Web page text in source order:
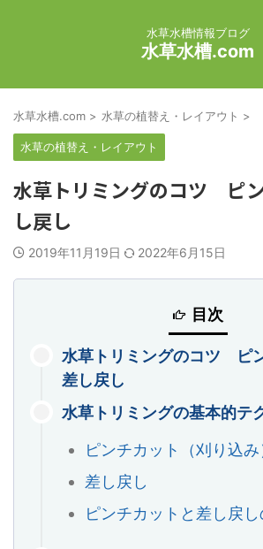
水草水槽情報ブログ
水草水槽.com
水草水槽.com > 水草の植替え・レイアウト >
水草の植替え・レイアウト
水草トリミングのコツ ピ
し戻し
2019年11月19日 2022年6月15日
目次
水草トリミングのコツ ピ
差し戻し
水草トリミングの基本的テ
ピンチカット（刈り込み
差し戻し
ピンチカットと差し戻